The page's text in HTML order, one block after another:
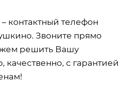
– контактный телефон
Звоните прямо
решить Вашу
качественно, с гарантией